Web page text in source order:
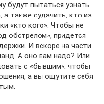
будут пытаться узнать
а также судачить, кто из
«кто кого». Чтобы не
обстрелом», придется
И вскоре на части
А оно вам надо? Или
с «бывшим», чтобы
а вы ощутите себя